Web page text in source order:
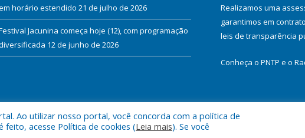
horário estendido 21 de julho de 2026
Jacunina começa hoje (12), com programação
12 de junho de 2026
Realizamos uma
garantimos em
leis de transparência
Conheça o PNTP e o
Mapa do Site
Ao utilizar nosso portal, você concorda com a política de
acesse Política de cookies (Leia mais). Se você